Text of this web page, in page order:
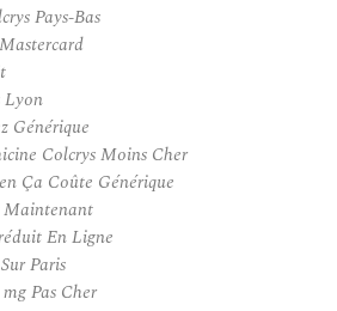
Pays-Bas
Lyon
Générique
Colcrys Moins Cher
Ça Coûte Générique
Maintenant
En Ligne
Paris
Pas Cher